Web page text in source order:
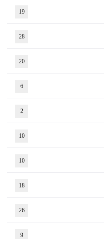
19
28
20
6
2
10
10
18
26
9